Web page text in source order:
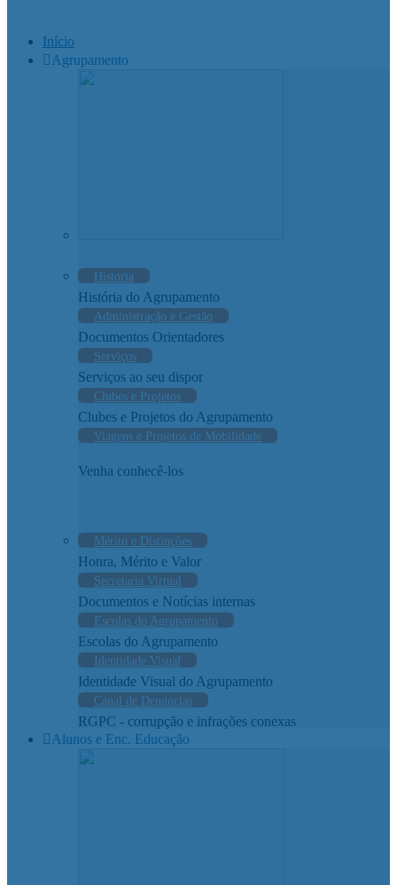
Início
Agrupamento
História
História do Agrupamento
Administração e Gestão
Documentos Orientadores
Serviços
Serviços ao seu dispor
Clubes e Projetos
Clubes e Projetos do Agrupamento
Viagens e Projetos de Mobilidade
Venha conhecê-los
Mérito e Distinções
Honra, Mérito e Valor
Secretaria Virtual
Documentos e Notícias internas
Escolas do Agrupamento
Escolas do Agrupamento
Identidade Visual
Identidade Visual do Agrupamento
Canal de Denúncias
RGPC - corrupção e infrações conexas
Alunos e Enc. Educação